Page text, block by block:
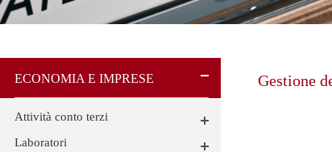
ECONOMIA E IMPRESE
Attività conto terzi
Laboratori
Gestione